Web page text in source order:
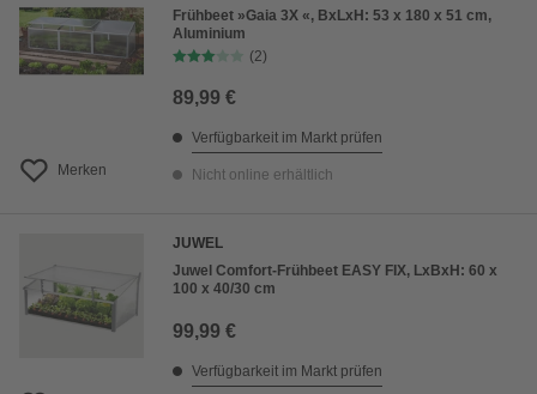
Merken
Frühbeet »Gaia 3X «, BxLxH: 53 x 180 x 51 cm,
Aluminium
(2)
89,99 €
Verfügbarkeit im Markt prüfen
Nicht online erhältlich
JUWEL
Juwel Comfort-Frühbeet EASY FIX, LxBxH: 60 x
100 x 40/30 cm
99,99 €
Verfügbarkeit im Markt prüfen